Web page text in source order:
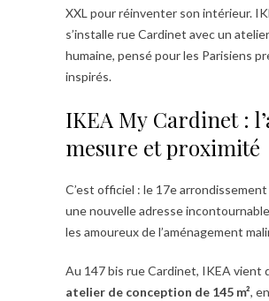
XXL pour réinventer son intérieur.
s’installe rue Cardinet avec un
humaine, pensé pour les Parisiens
inspirés.
IKEA My Cardinet :
mesure et proximité
C’est officiel : le 17e
une nouvelle adresse
les amoureux de l’aménagement
Au 147 bis rue Cardinet, IKEA vient
atelier de conception de 145 m²,